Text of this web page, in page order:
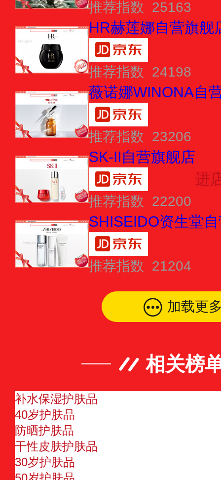
推荐指数 25163
HR赫莲娜自营旗舰
推荐指数 24198
薇诺娜WINONA自
推荐指数 23206
SK-II自营旗舰店
推荐指数 22200
进
SHISEIDO资生堂
推荐指数 21204
加载更
相关榜
补水保湿护肤品
40岁护肤品
防晒护肤品
干性皮肤护肤品
30岁护肤品